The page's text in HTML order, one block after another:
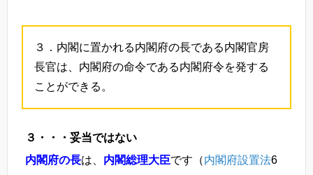
３．内閣に置かれる内閣府の長である内閣官房
長官は、内閣府の命令である内閣府令を発する
ことができる。
３・・・妥当ではない
内閣府の長は、 内閣総理大臣です（内閣府設置法6